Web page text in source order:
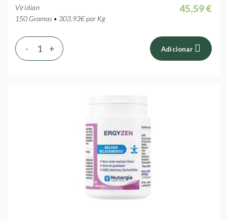
Viridian
150 Gramas • 303.93€ por Kg
45,59 €
+
- Adicionar